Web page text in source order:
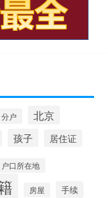
分户 北京
孩子 居住证
户口所在地
房屋 手续